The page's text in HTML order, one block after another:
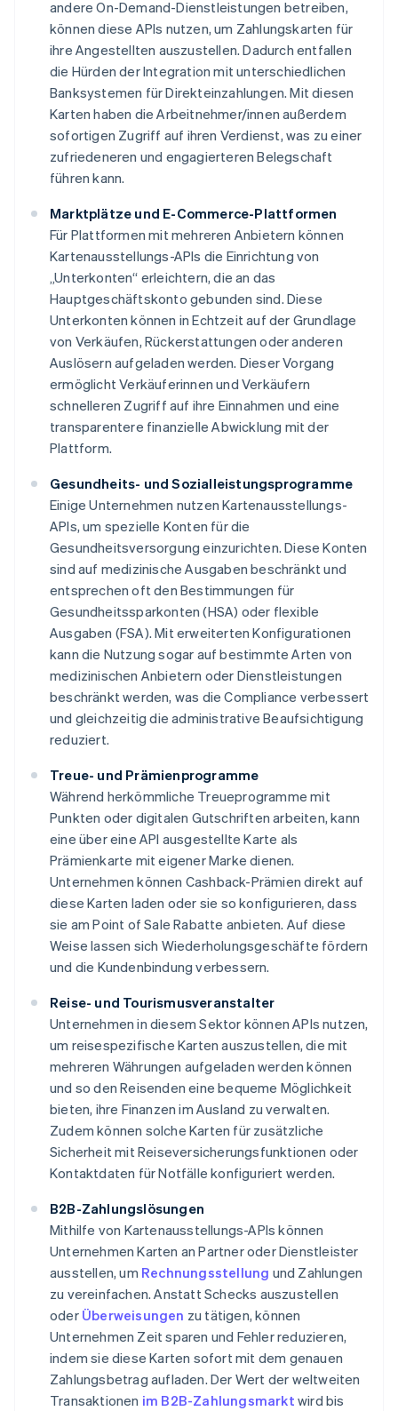
andere On-Demand-Dienstleistungen betreiben,
können diese APIs nutzen, um Zahlungskarten für
ihre Angestellten auszustellen. Dadurch entfallen
die Hürden der Integration mit unterschiedlichen
Banksystemen für Direkteinzahlungen. Mit diesen
Karten haben die Arbeitnehmer/innen außerdem
sofortigen Zugriff auf ihren Verdienst, was zu einer
zufriedeneren und engagierteren Belegschaft
führen kann.
Marktplätze und E-Commerce-Plattformen
Für Plattformen mit mehreren Anbietern können
Kartenausstellungs-APIs die Einrichtung von
„Unterkonten“ erleichtern, die an das
Hauptgeschäftskonto gebunden sind. Diese
Unterkonten können in Echtzeit auf der Grundlage
von Verkäufen, Rückerstattungen oder anderen
Auslösern aufgeladen werden. Dieser Vorgang
ermöglicht Verkäuferinnen und Verkäufern
schnelleren Zugriff auf ihre Einnahmen und eine
transparentere finanzielle Abwicklung mit der
Plattform.
Gesundheits- und Sozialleistungsprogramme
Einige Unternehmen nutzen Kartenausstellungs-
APIs, um spezielle Konten für die
Gesundheitsversorgung einzurichten. Diese Konten
sind auf medizinische Ausgaben beschränkt und
entsprechen oft den Bestimmungen für
Gesundheitssparkonten (HSA) oder flexible
Ausgaben (FSA). Mit erweiterten Konfigurationen
kann die Nutzung sogar auf bestimmte Arten von
medizinischen Anbietern oder Dienstleistungen
beschränkt werden, was die Compliance verbessert
und gleichzeitig die administrative Beaufsichtigung
reduziert.
Treue- und Prämienprogramme
Während herkömmliche Treueprogramme mit
Punkten oder digitalen Gutschriften arbeiten, kann
eine über eine API ausgestellte Karte als
Prämienkarte mit eigener Marke dienen.
Unternehmen können Cashback-Prämien direkt auf
diese Karten laden oder sie so konfigurieren, dass
sie am Point of Sale Rabatte anbieten. Auf diese
Weise lassen sich Wiederholungsgeschäfte fördern
und die Kundenbindung verbessern.
Reise- und Tourismusveranstalter
Unternehmen in diesem Sektor können APIs nutzen,
um reisespezifische Karten auszustellen, die mit
mehreren Währungen aufgeladen werden können
und so den Reisenden eine bequeme Möglichkeit
bieten, ihre Finanzen im Ausland zu verwalten.
Zudem können solche Karten für zusätzliche
Sicherheit mit Reiseversicherungsfunktionen oder
Kontaktdaten für Notfälle konfiguriert werden.
B2B-Zahlungslösungen
Mithilfe von Kartenausstellungs-APIs können
Unternehmen Karten an Partner oder Dienstleister
ausstellen, um Rechnungsstellung und Zahlungen
zu vereinfachen. Anstatt Schecks auszustellen
oder Überweisungen zu tätigen, können
Unternehmen Zeit sparen und Fehler reduzieren,
indem sie diese Karten sofort mit dem genauen
Zahlungsbetrag aufladen. Der Wert der weltweiten
Transaktionen im B2B-Zahlungsmarkt wird bis